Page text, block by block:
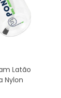
Latão
Nylon